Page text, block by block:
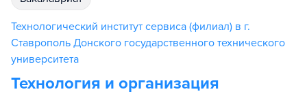
Технологический институт сервиса (филиал) в г.
Ставрополь Донского государственного технического
университета
Технология и организация